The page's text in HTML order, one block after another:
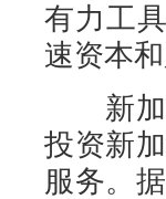
有力工
速资本和
新加
投资新
服务。